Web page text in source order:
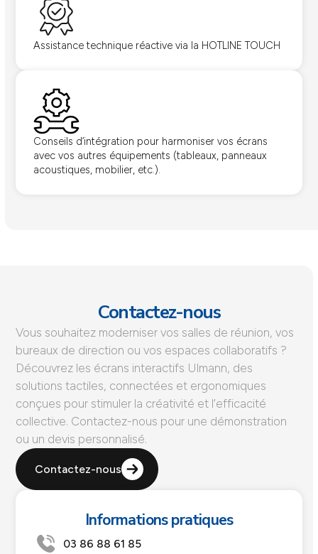
Assistance technique réactive via la HOTLINE TOUCH
Conseils d’intégration pour harmoniser vos écrans
avec vos autres équipements (tableaux, panneaux
acoustiques, mobilier, etc.).
Contactez-nous
Vous souhaitez moderniser vos salles de réunion, vos
bureaux de direction ou vos espaces collaboratifs ?
Découvrez les écrans interactifs Ulmann, des
solutions tactiles, connectées et ergonomiques
conçues pour stimuler la créativité et l’efficacité
collective. Contactez-nous pour une démonstration
ou un devis personnalisé.
Contactez-nous
Informations pratiques
03 86 88 61 85